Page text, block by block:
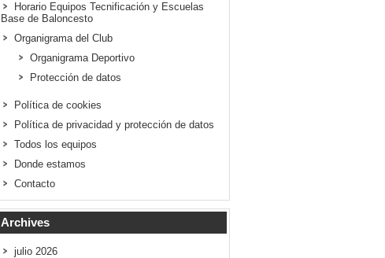
Horario Equipos Tecnificación y Escuelas
Base de Baloncesto
Organigrama del Club
Organigrama Deportivo
Protección de datos
Política de cookies
Política de privacidad y protección de datos
Todos los equipos
Donde estamos
Contacto
Archives
julio 2026